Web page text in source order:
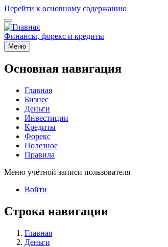
Перейти к основному содержанию
Финансы, форекс и кредиты
Меню
Основная навигация
Главная
Бизнес
Деньги
Инвестиции
Кредиты
Форекс
Полезное
Правила
Меню учётной записи пользователя
Войти
Строка навигации
Главная
Деньги